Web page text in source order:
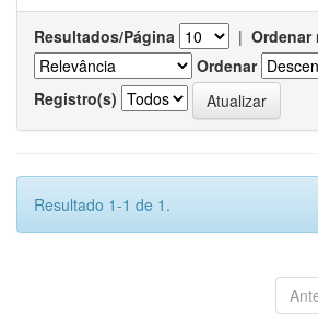
Resultados/Página |
Ordenar
Registro(s)
Resultado 1-1 de 1.